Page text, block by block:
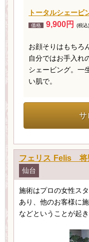
トータルシェービ
価格 9,900円 (税込)
お顔そりはもちろ
自分ではお手入れ
シェービング。一
い肌で。
サ
フェリス Felis 将
仙台
施術はプロの女性ス
あり、他のお客様に
などということが起